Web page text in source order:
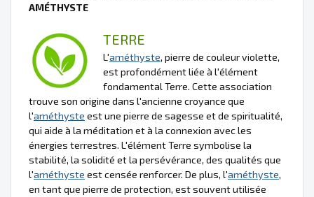
AMÉTHYSTE
TERRE
L'améthyste, pierre de couleur violette,
est profondément liée à l'élément
fondamental Terre. Cette association
trouve son origine dans l'ancienne croyance que
l'améthyste est une pierre de sagesse et de spiritualité,
qui aide à la méditation et à la connexion avec les
énergies terrestres. L'élément Terre symbolise la
stabilité, la solidité et la persévérance, des qualités que
l'améthyste est censée renforcer. De plus, l'améthyste,
en tant que pierre de protection, est souvent utilisée